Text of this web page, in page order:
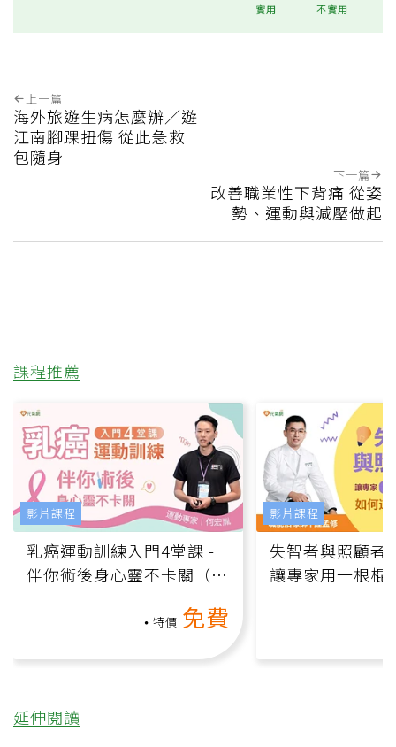
實用 不實用
上一篇
海外旅遊生病怎麼辦／遊
江南腳踝扭傷 從此急救
包隨身
下一篇
改善職業性下背痛 從姿
勢、運動與減壓做起
課程推薦
乳癌運動訓練入門4堂課 -
伴你術後身心靈不卡關（線
特價 免費
影片課程
失智者與照顧者
讓專家用一根棍
影片課程
延伸閱讀